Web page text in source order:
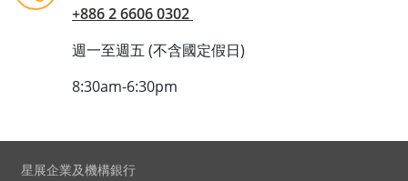
+886 2 6606 0302
週一至週五 (不含國定假日)
8:30am-6:30pm
星展企業及機構銀行